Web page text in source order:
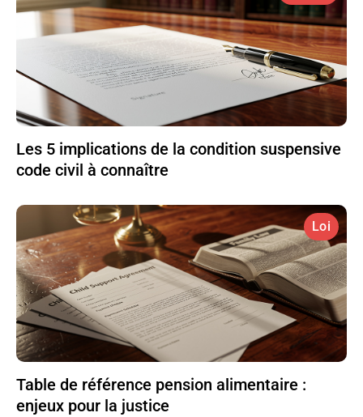
Les 5 implications de la condition suspensive
code civil à connaître
Loi
Table de référence pension alimentaire :
enjeux pour la justice